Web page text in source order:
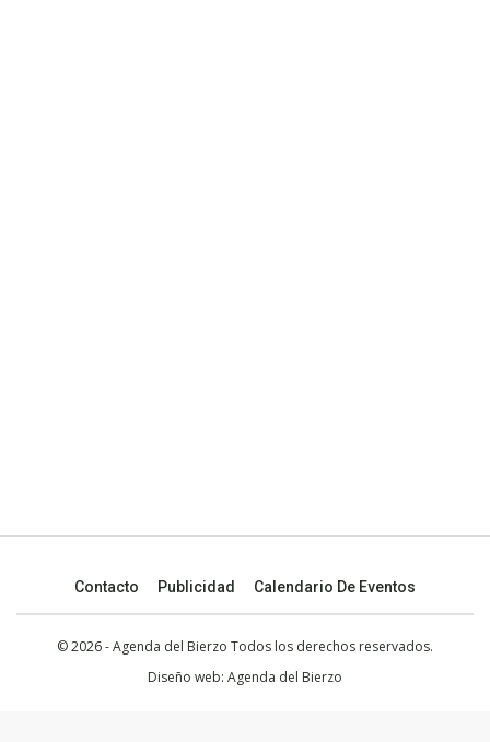
Contacto Publicidad Calendario De Eventos
© 2026 - Agenda del Bierzo Todos los derechos reservados.
Diseño web: Agenda del Bierzo